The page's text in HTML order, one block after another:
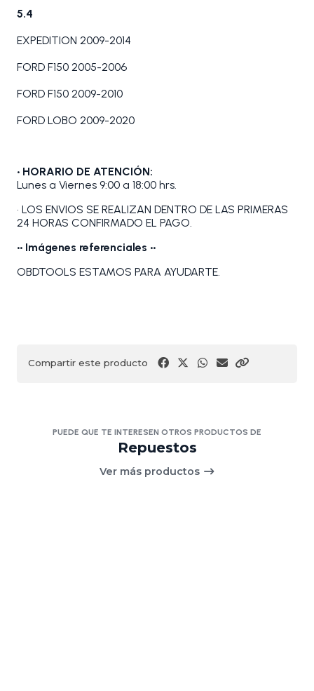
5.4
EXPEDITION 2009-2014
FORD F150 2005-2006
FORD F150 2009-2010
FORD LOBO 2009-2020
• HORARIO DE ATENCIÓN:
Lunes a Viernes 9:00 a 18:00 hrs.
• LOS ENVIOS SE REALIZAN DENTRO DE LAS PRIMERAS
24 HORAS CONFIRMADO EL PAGO.
•• Imágenes referenciales ••
OBDTOOLS ESTAMOS PARA AYUDARTE.
Compartir este producto
PUEDE QUE TE INTERESEN OTROS PRODUCTOS DE
Repuestos
Ver más productos